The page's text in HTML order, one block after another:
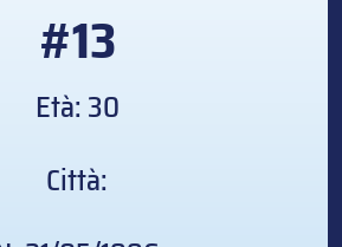
#13
Età: 30
Città: